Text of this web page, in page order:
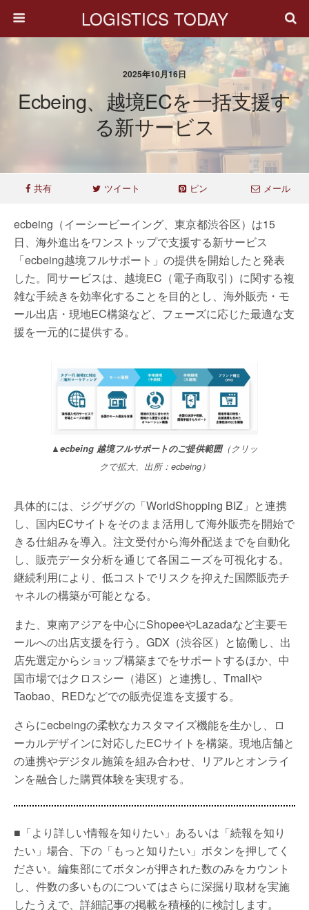
LOGISTICS TODAY
2025年10月16日
Ecbeing、越境ECを一括支援す
る新サービス
共有 ツイート ピン メール
ecbeing（イーシービーイング、東京都渋谷区）は15
日、海外進出をワンストップで支援する新サービス
「ecbeing越境フルサポート」の提供を開始したと発表
した。同サービスは、越境EC（電子商取引）に関する複
雑な手続きを効率化することを目的とし、海外販売・モ
ール出店・現地EC構築など、フェーズに応じた最適な支
援を一元的に提供する。
▲ecbeing 越境フルサポートのご提供範囲（クリッ
クで拡大、出所：ecbeing）
具体的には、ジグザグの「WorldShopping BIZ」と連携
し、国内ECサイトをそのまま活用して海外販売を開始で
きる仕組みを導入。注文受付から海外配送までを自動化
し、販売データ分析を通じて各国ニーズを可視化する。
継続利用により、低コストでリスクを抑えた国際販売チ
ャネルの構築が可能となる。
また、東南アジアを中心にShopeeやLazadaなど主要モ
ールへの出店支援を行う。GDX（渋谷区）と協働し、出
店先選定からショップ構築までをサポートするほか、中
国市場ではクロスシー（港区）と連携し、Tmallや
Taobao、REDなどでの販売促進を支援する。
さらにecbeingの柔軟なカスタマイズ機能を生かし、ロ
ーカルデザインに対応したECサイトを構築。現地店舗と
の連携やデジタル施策を組み合わせ、リアルとオンライ
ンを融合した購買体験を実現する。
■「より詳しい情報を知りたい」あるいは「続報を知り
たい」場合、下の「もっと知りたい」ボタンを押してく
ださい。編集部にてボタンが押された数のみをカウント
し、件数の多いものについてはさらに深掘り取材を実施
したうえで、詳細記事の掲載を積極的に検討します。